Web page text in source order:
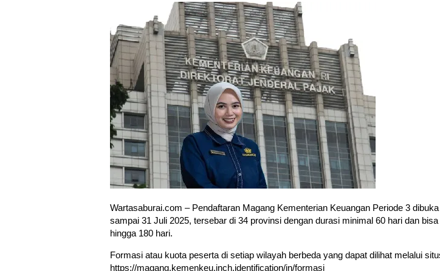
Wartasaburai.com – Pendaftaran Magang Kementerian Keuangan Periode 3
sampai 31 Juli 2025, tersebar di 34 provinsi dengan durasi minimal 60 hari dan
hingga 180 hari.
Formasi atau kuota peserta di setiap wilayah berbeda yang dapat dilihat melalui
https://magang.kemenkeu.inch.identification/in/formasi